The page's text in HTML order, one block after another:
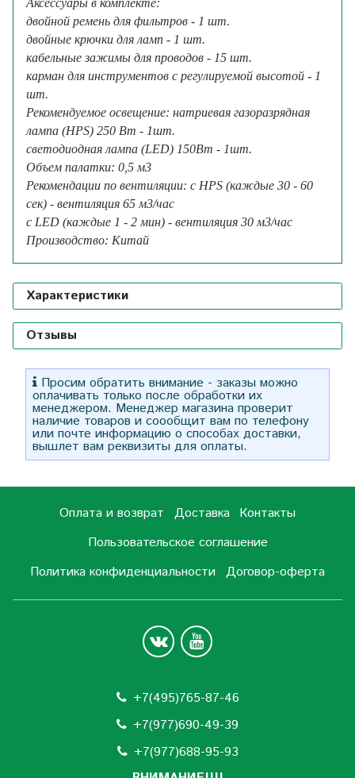
Аксессуары в комплекте:
двойной ремень для фильтров - 1 шт.
двойные крючки для ламп - 1 шт.
кабельные зажимы для проводов - 15 шт.
карман для инструментов с регулируемой высотой - 1
шт.
Рекомендуемое освещение: натриевая газоразрядная
лампа (HPS) 250 Вт - 1шт.
светодиодная лампа (LED) 150Вт - 1шт.
Объем палатки: 0,5 м3
Рекомендации по вентиляции: с HPS (каждые 30 - 60
сек) - вентиляция 65 м3/час
с LED (каждые 1 - 2 мин) - вентиляция 30 м3/час
Производство: Китай
Характеристики
Отзывы
Просим обратить внимание - заказы можно
оплачивать только после обработки их
менеджером. Менеджер магазина проверит
наличие товаров и соообщит вам по телефону
или почте информацию о способах доставки,
вышлет вам реквизиты для оплаты.
Оплата и возврат Доставка Контакты
Пользовательское соглашение
Политика конфиденциальности Договор-оферта
+7(495)765-87-46
+7(977)690-49-39
+7(977)688-95-93